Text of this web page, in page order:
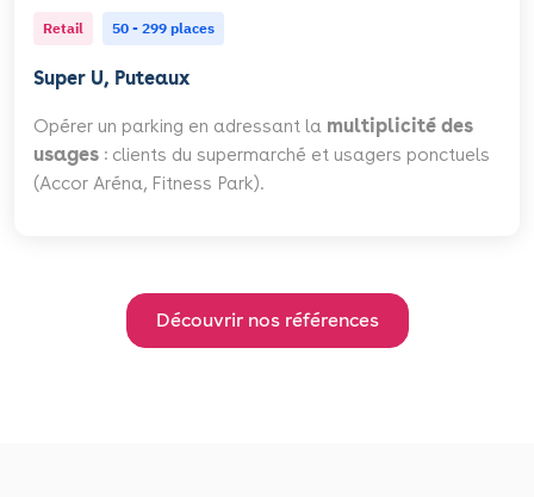
Retail 50 - 299 places
Super U, Puteaux
Opérer un parking en adressant la multiplicité des
usages : clients du supermarché et usagers ponctuels
(Accor Aréna, Fitness Park).
Découvrir nos références